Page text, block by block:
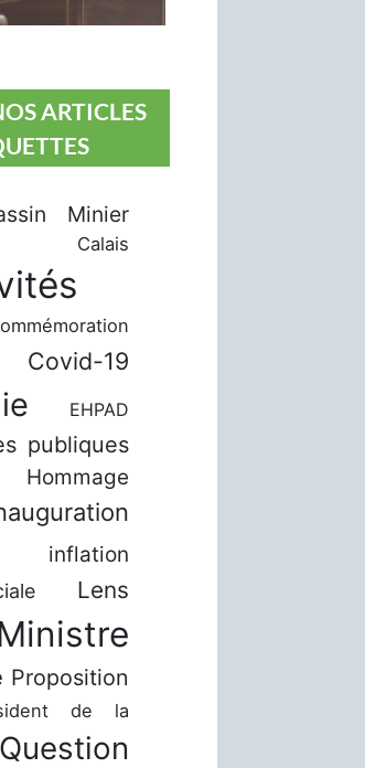
ARTICLES
Minier
Calais
Covid-19
EHPAD
publiques
Hommage
inflation
Lens
Proposition
de la
Question